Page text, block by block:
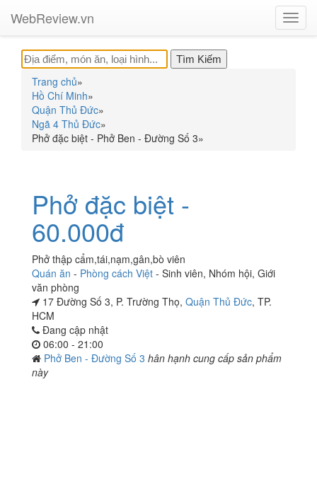
WebReview.vn
Trang chủ»
Hồ Chí Minh»
Quận Thủ Đức»
Ngã 4 Thủ Đức»
Phở đặc biệt - Phở Ben - Đường Số 3»
Phở đặc biệt -
60.000đ
Phở thập cẩm,tái,nạm,gân,bò viên
Quán ăn - Phòng cách Việt - Sinh viên, Nhóm hội, Giới
văn phòng
17 Đường Số 3, P. Trường Thọ, Quận Thủ Đức, TP.
HCM
Đang cập nhật
06:00 - 21:00
Phở Ben - Đường Số 3 hân hạnh cung cấp sản phẩm
này